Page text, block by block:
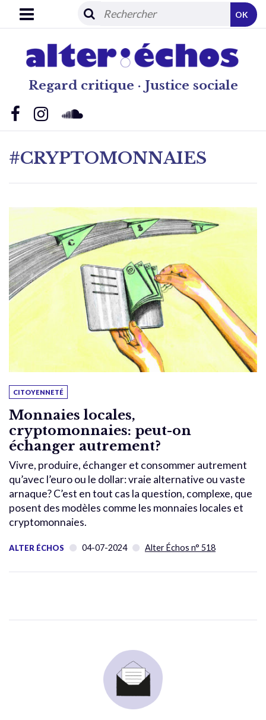
Regard critique · Justice sociale
OK
#CRYPTOMONNAIES
CITOYENNETÉ
Monnaies locales,
cryptomonnaies: peut-on
échanger autrement?
Vivre, produire, échanger et consommer autrement
qu’avec l’euro ou le dollar: vraie alternative ou vaste
arnaque? C’est en tout cas la question, complexe, que
posent des modèles comme les monnaies locales et
cryptomonnaies.
ALTER ÉCHOS 04-07-2024 Alter Échos n° 518